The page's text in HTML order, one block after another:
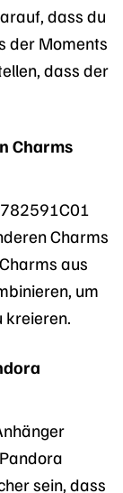
dass du
der Moments
dass der
Charms
Charms
aus
um
kreieren.
sein, dass